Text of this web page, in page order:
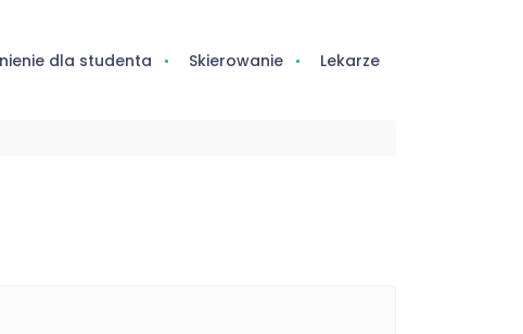
dla studenta Skierowanie Lekarze